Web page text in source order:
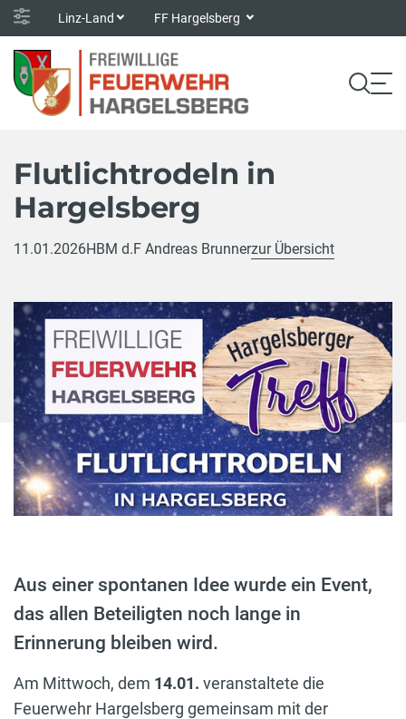
Linz-Land FF Hargelsberg
Flutlichtrodeln in
Hargelsberg
11.01.2026HBM d.F Andreas Brunnerzur Übersicht
Aus einer spontanen Idee wurde ein Event,
das allen Beteiligten noch lange in
Erinnerung bleiben wird.
Am Mittwoch, dem 14.01. veranstaltete die
Feuerwehr Hargelsberg gemeinsam mit der